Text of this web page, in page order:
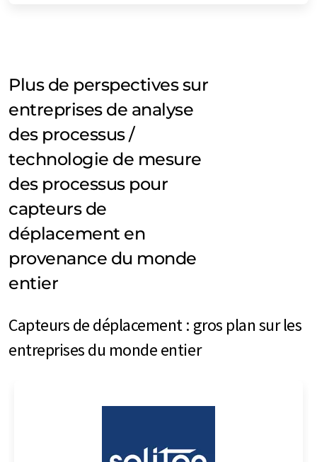
Plus de perspectives sur
entreprises de analyse
des processus /
technologie de mesure
des processus pour
capteurs de
déplacement en
provenance du monde
entier
Capteurs de déplacement : gros plan sur les
entreprises du monde entier